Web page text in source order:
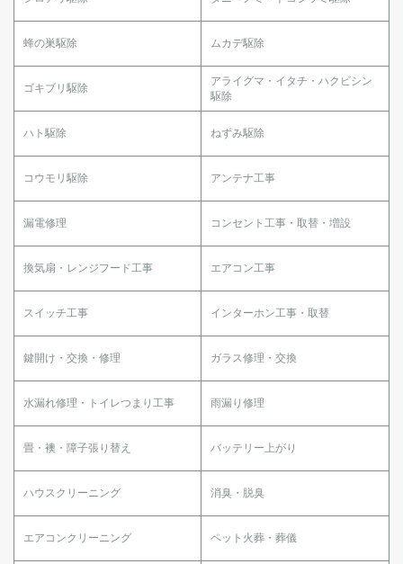
蜂の巣駆除 ムカデ駆除
ゴキブリ駆除
アライグマ・イタチ・ハクビシン
駆除
ハト駆除 ねずみ駆除
コウモリ駆除 アンテナ工事
漏電修理 コンセント工事・取替・増設
換気扇・レンジフード工事 エアコン工事
スイッチ工事 インターホン工事・取替
鍵開け・交換・修理 ガラス修理・交換
水漏れ修理・トイレつまり工事 雨漏り修理
畳・襖・障子張り替え バッテリー上がり
ハウスクリーニング 消臭・脱臭
エアコンクリーニング ペット火葬・葬儀